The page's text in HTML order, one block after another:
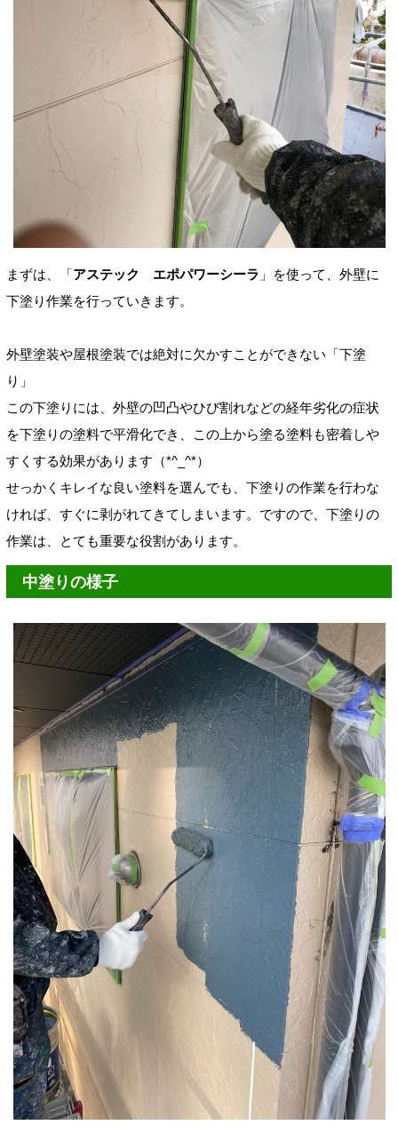
まずは、「アステック エポパワーシーラ 」を使って、外壁に
下塗り作業を行っていきます。
外壁塗装や屋根塗装では絶対に欠かすことができない「下塗
り」
この下塗りには、外壁の凹凸やひび割れなどの経年劣化の症状
を下塗りの塗料で平滑化でき、この上から塗る塗料も密着しや
すくする効果があります（*^_^*）
せっかくキレイな良い塗料を選んでも、下塗りの作業を行わな
ければ、すぐに剥がれてきてしまいます。ですので、下塗りの
作業は、とても重要な役割があります。
中塗りの様子